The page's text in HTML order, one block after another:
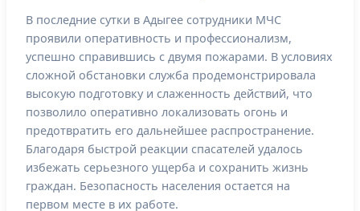
В последние сутки в Адыгее сотрудники МЧС
проявили оперативность и профессионализм,
успешно справившись с двумя пожарами. В условиях
сложной обстановки служба продемонстрировала
высокую подготовку и слаженность действий, что
позволило оперативно локализовать огонь и
предотвратить его дальнейшее распространение.
Благодаря быстрой реакции спасателей удалось
избежать серьезного ущерба и сохранить жизнь
граждан. Безопасность населения остается на
первом месте в их работе.